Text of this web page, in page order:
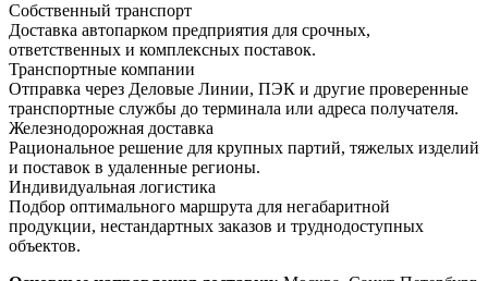
Собственный транспорт
Доставка автопарком предприятия для срочных,
ответственных и комплексных поставок.
Транспортные компании
Отправка через Деловые Линии, ПЭК и другие проверенные
транспортные службы до терминала или адреса получателя.
Железнодорожная доставка
Рациональное решение для крупных партий, тяжелых изделий
и поставок в удаленные регионы.
Индивидуальная логистика
Подбор оптимального маршрута для негабаритной
продукции, нестандартных заказов и труднодоступных
объектов.